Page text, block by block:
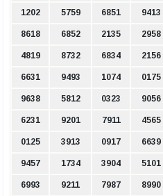
1202 5759 6851 9413
8618 6852 2135 2958
4819 8732 6834 2156
6631 9493 1074 0175
9638 5812 0323 9056
6231 9201 7911 4565
0125 3913 0917 6639
9457 1734 3904 5101
6993 9211 7987 8990